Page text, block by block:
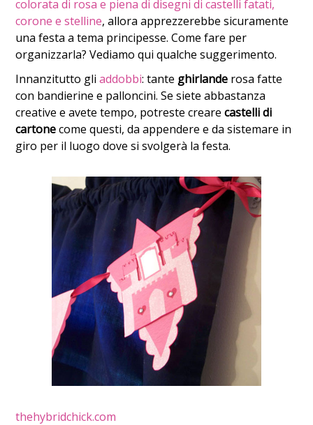
colorata di rosa e piena di disegni di castelli fatati,
corone e stelline, allora apprezzerebbe sicuramente
una festa a tema principesse. Come fare per
organizzarla? Vediamo qui qualche suggerimento.
Innanzitutto gliaddobbi: tante ghirlande rosa fatte
con bandierine e palloncini. Se siete abbastanza
creative e avete tempo, potreste crearecastelli di
cartonecome questi, da appendere e da sistemare in
giro per il luogo dove si svolgerà la festa.
thehybridchick.com